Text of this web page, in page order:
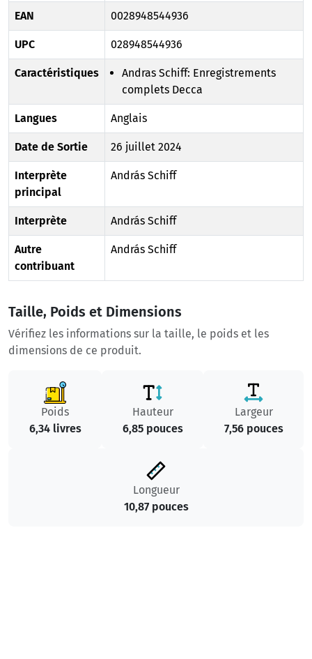
EAN 0028948544936
UPC 028948544936
Caractéristiques
Andras Schiff: Enregistrements
complets Decca
Langues Anglais
Date de Sortie 26 juillet 2024
Interprète
principal
András Schiff
Interprète András Schiff
Autre
contribuant
András Schiff
Taille, Poids et Dimensions
Vérifiez les informations sur la taille, le poids et les
dimensions de ce produit.
Poids
6,34 livres
Hauteur
6,85 pouces
Largeur
7,56 pouces
Longueur
10,87 pouces